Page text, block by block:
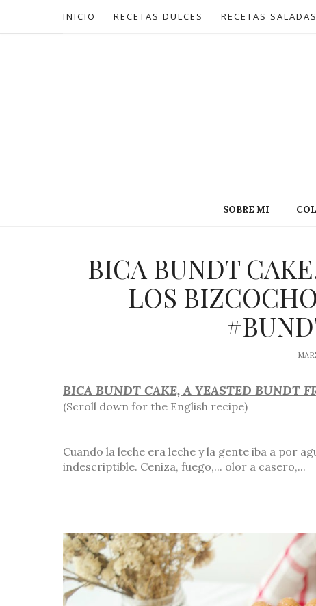
INICIO RECETAS DULCES RECETAS SALADAS
SOBRE MI
BICA BUNDT
LOS
BICA BUNDT CAKE, A YEASTED BUNDT
(Scroll down for the English recipe)
Cuando la leche era leche y la gente iba a por
indescriptible. Ceniza, fuego,... olor a casero,...